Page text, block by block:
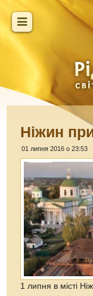
Ніжин
01 липня 2016 о 23:53
1 липня в місті